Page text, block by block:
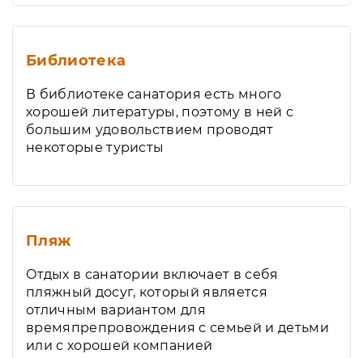
Библиотека
В библиотеке санатория есть много
хорошей литературы, поэтому в ней с
большим удовольствием проводят
некоторые туристы
Пляж
Отдых в санатории включает в себя
пляжный досуг, который является
отличным вариантом для
времяпрепровождения с семьей и детьми
или с хорошей компанией